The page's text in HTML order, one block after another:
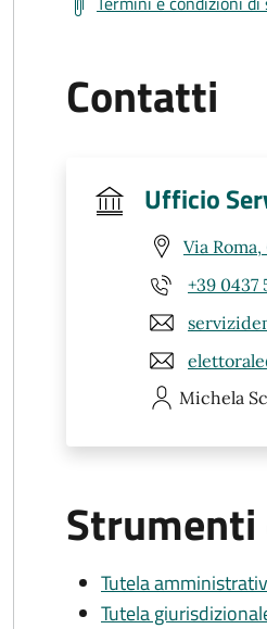
Contatti
Ufficio
Via
+39 0437
Michela
Tutela
Tutela